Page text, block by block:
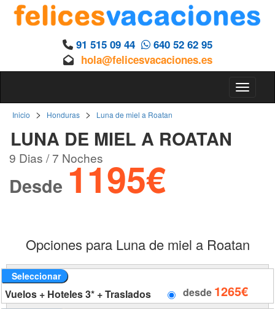
91 515 09 44
640 52 62 95
hola@felicesvacaciones.es
Inicio > Honduras > Luna de miel a Roatan
LUNA DE MIEL A ROATAN
9 Dias / 7 Noches
Desde 1195€
Opciones para Luna de miel a Roatan
Seleccionar
Vuelos + Hoteles 3* + Traslados desde 1265€